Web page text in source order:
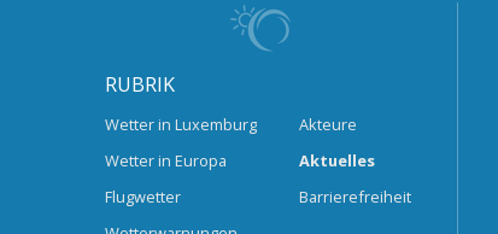
RUBRIK
Wetter in Luxemburg
Wetter in Europa
Flugwetter
Akteure
Aktuelles
Barrierefreiheit